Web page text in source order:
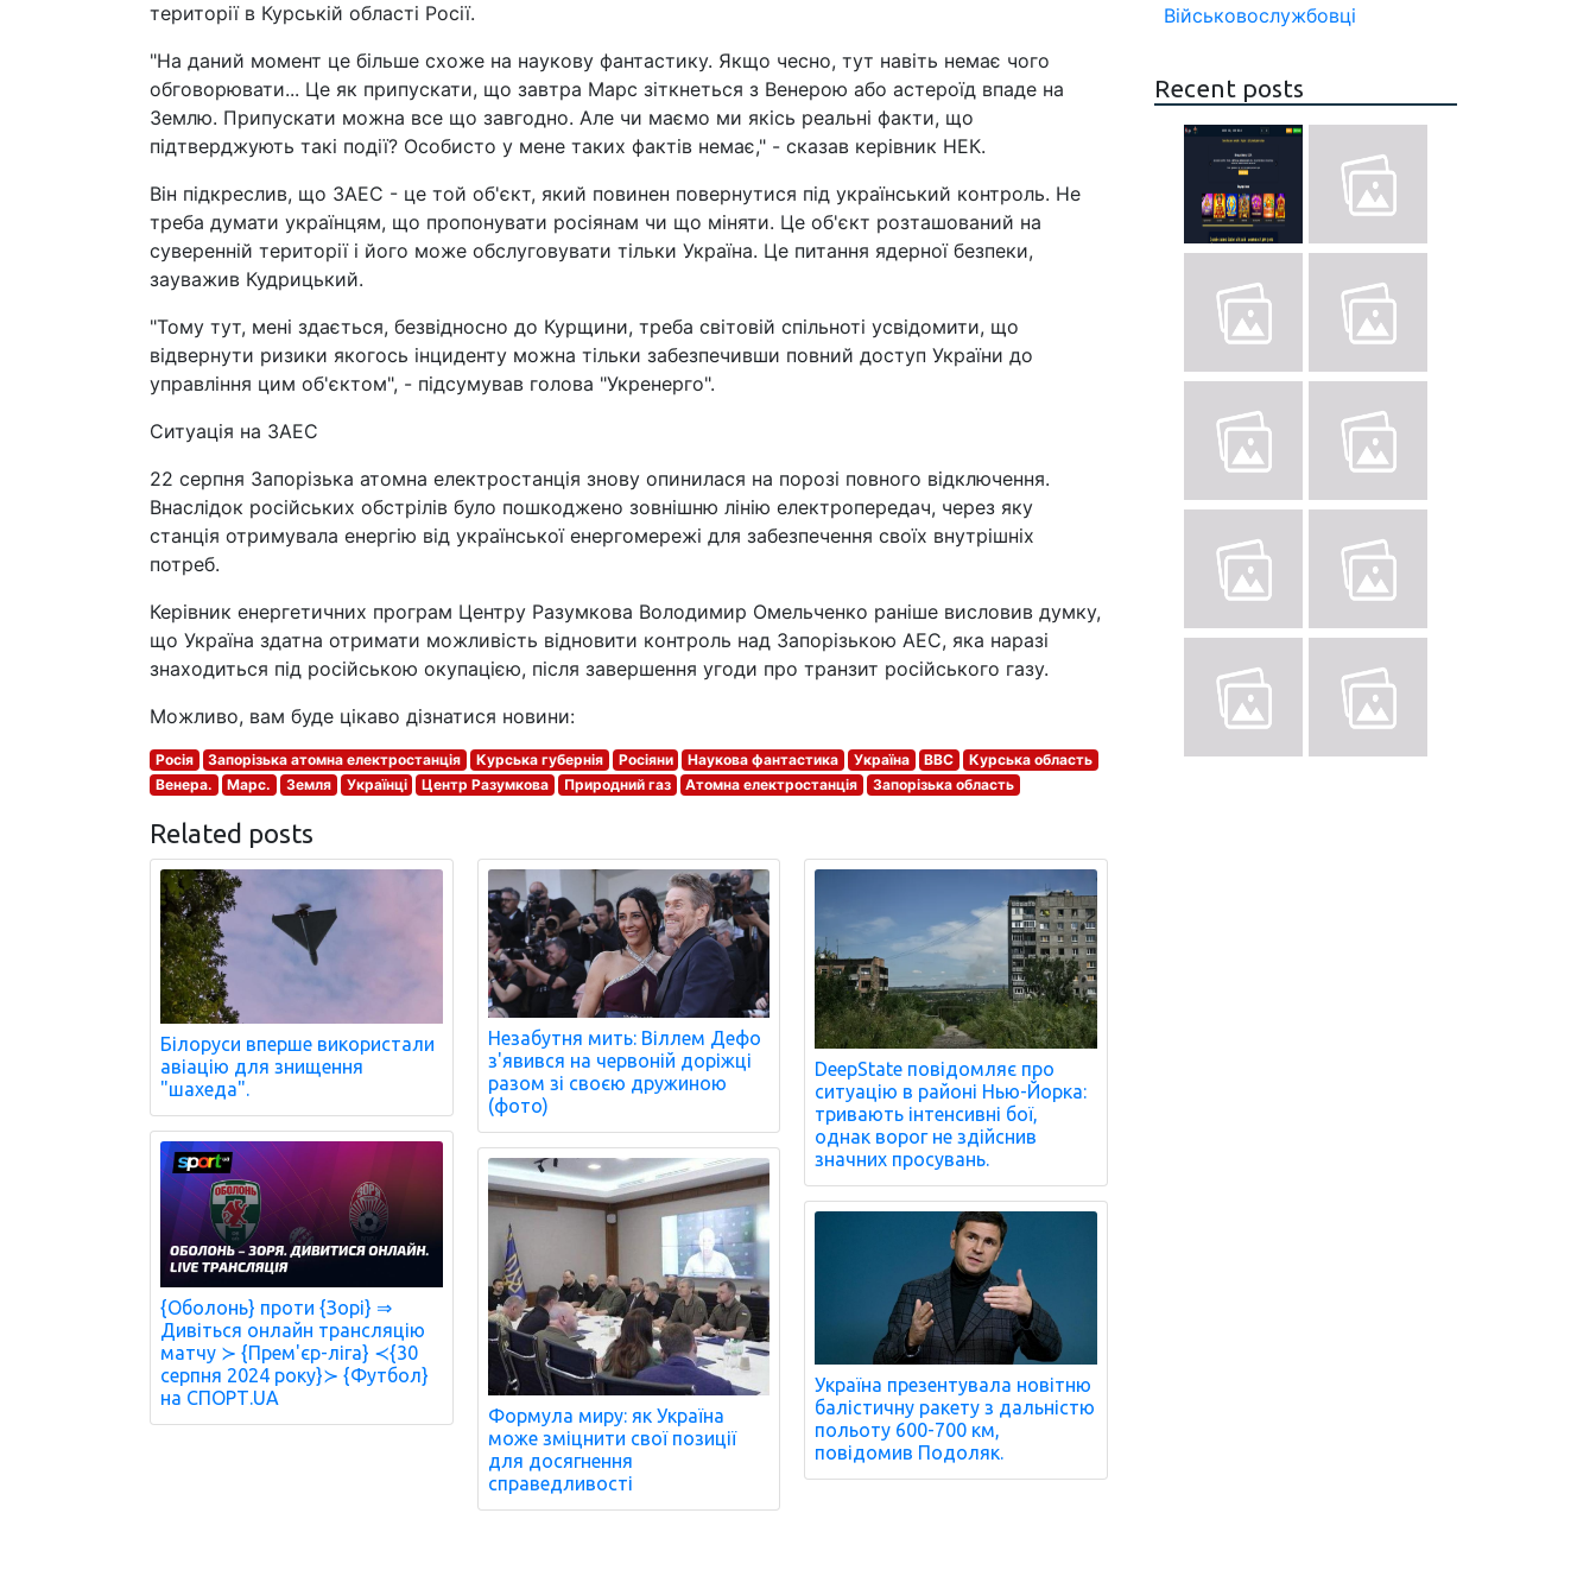
території в Курській області Росії.
"На даний момент це більше схоже на наукову фантастику. Якщо чесно, тут навіть немає чого
обговорювати... Це як припускати, що завтра Марс зіткнеться з Венерою або астероїд впаде на
Землю. Припускати можна все що завгодно. Але чи маємо ми якісь реальні факти, що
підтверджують такі події? Особисто у мене таких фактів немає," - сказав керівник НЕК.
Він підкреслив, що ЗАЕС - це той об'єкт, який повинен повернутися під український контроль. Не
треба думати українцям, що пропонувати росіянам чи що міняти. Це об'єкт розташований на
суверенній території і його може обслуговувати тільки Україна. Це питання ядерної безпеки,
зауважив Кудрицький.
"Тому тут, мені здається, безвідносно до Курщини, треба світовій спільноті усвідомити, що
відвернути ризики якогось інциденту можна тільки забезпечивши повний доступ України до
управління цим об'єктом", - підсумував голова "Укренерго".
Ситуація на ЗАЕС
22 серпня Запорізька атомна електростанція знову опинилася на порозі повного відключення.
Внаслідок російських обстрілів було пошкоджено зовнішню лінію електропередач, через яку
станція отримувала енергію від української енергомережі для забезпечення своїх внутрішніх
потреб.
Керівник енергетичних програм Центру Разумкова Володимир Омельченко раніше висловив думку,
що Україна здатна отримати можливість відновити контроль над Запорізькою АЕС, яка наразі
знаходиться під російською окупацією, після завершення угоди про транзит російського газу.
Можливо, вам буде цікаво дізнатися новини:
Росія Запорізька атомна електростанція Курська губернія Росіяни Наукова фантастика Україна BBC
Курська область
Венера.
Марс. Земля Українці Центр Разумкова Природний газ Атомна електростанція Запорізька область
Related posts
Білоруси вперше використали
авіацію для знищення
"шахеда".
{Оболонь} проти {Зорі} ⇒
Дивіться онлайн трансляцію
матчу ≻ {Прем'єр-ліга} ≺{30
серпня 2024 року}≻ {Футбол}
на СПОРТ.UA
Незабутня мить: Віллем Дефо
з'явився на червоній доріжці
разом зі своєю дружиною
(фото)
Формула миру: як Україна
може зміцнити свої позиції
для досягнення
справедливості
DeepState повідомляє про
ситуацію в районі Нью-Йорка:
тривають інтенсивні бої,
однак ворог не здійснив
значних просувань.
Україна презентувала новітню
балістичну ракету з дальністю
польоту 600-700 км,
повідомив Подоляк.
Військовослужбовці
Recent posts